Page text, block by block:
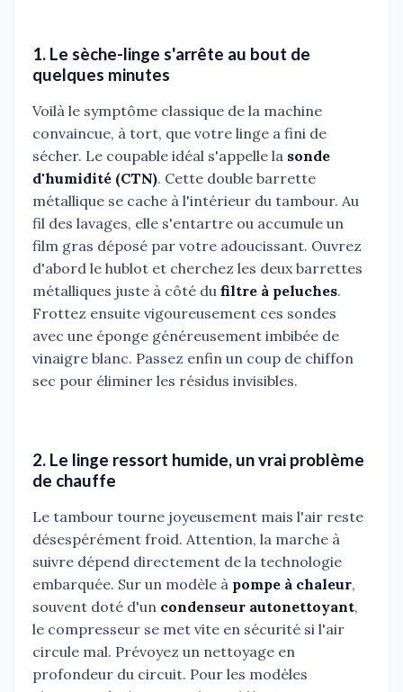
1. Le sèche-linge s'arrête au bout de
quelques minutes
Voilà le symptôme classique de la machine
convaincue, à tort, que votre linge a fini de
sécher. Le coupable idéal s'appelle la sonde
d'humidité (CTN). Cette double barrette
métallique se cache à l'intérieur du tambour. Au
fil des lavages, elle s'entartre ou accumule un
film gras déposé par votre adoucissant. Ouvrez
d'abord le hublot et cherchez les deux barrettes
métalliques juste à côté du filtre à peluches.
Frottez ensuite vigoureusement ces sondes
avec une éponge généreusement imbibée de
vinaigre blanc. Passez enfin un coup de chiffon
sec pour éliminer les résidus invisibles.
2. Le linge ressort humide, un vrai problème
de chauffe
Le tambour tourne joyeusement mais l'air reste
désespérément froid. Attention, la marche à
suivre dépend directement de la technologie
embarquée. Sur un modèle à pompe à chaleur,
souvent doté d'un condenseur autonettoyant,
le compresseur se met vite en sécurité si l'air
circule mal. Prévoyez un nettoyage en
profondeur du circuit. Pour les modèles